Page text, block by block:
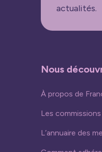
actualités.
Nous
À propos de
Les commissions
L’annuaire des